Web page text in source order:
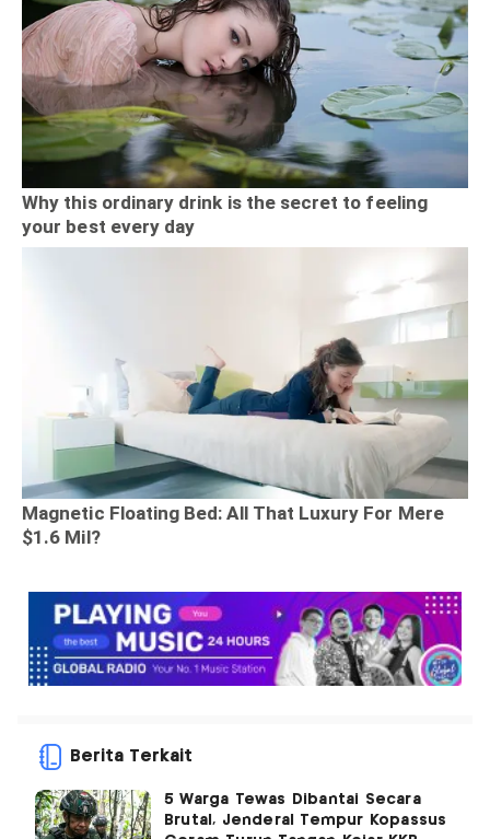
Berita Terkait
5 Warga Tewas Dibantai Secara
Brutal, Jenderal Tempur Kopassus